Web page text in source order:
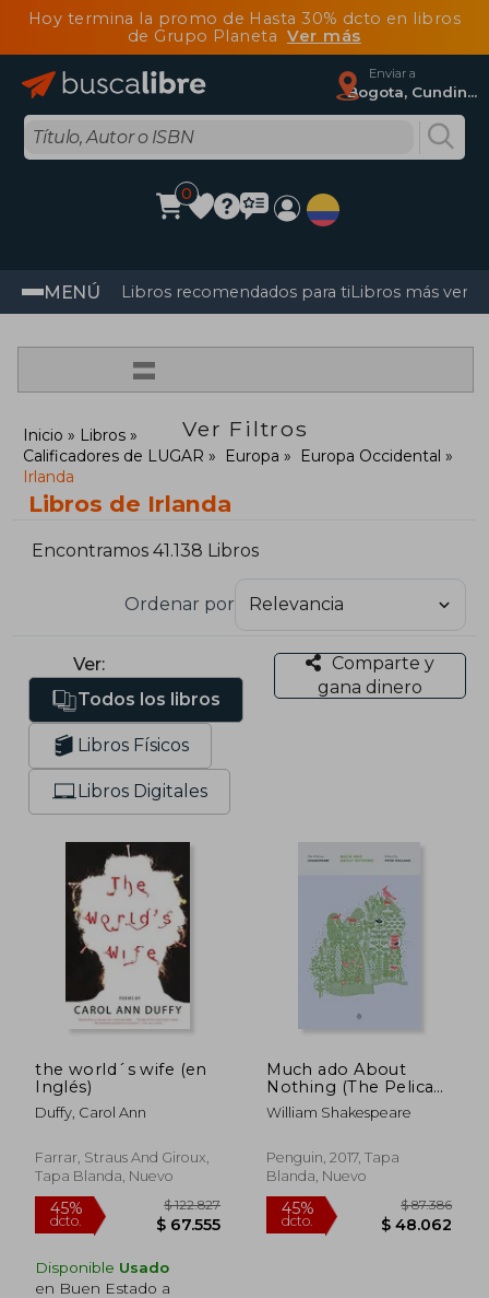
Hoy termina la promo de Hasta 30% dcto en libros
de Grupo Planeta Ver más
Enviar a
Bogota, Cundinamarca
0
MENÚ Libros recomendados para tiLibros más
=
Ver Filtros
Inicio
Libros
Calificadores de LUGAR
Europa
Europa Occidental
Irlanda
Libros de Irlanda
Encontramos 41.138 Libros
Ordenar por
Ver:
Todos los libros
Libros Físicos
Libros Digitales
Comparte y
gana dinero
the world´s wife (en
Inglés)
Duffy, Carol Ann
Farrar, Straus And Giroux,
Tapa Blanda, Nuevo
Disponible Usado
en Buen Estado a
Much ado About
Nothing (The Pelican
Shakespeare) (en
Inglés)
William Shakespeare
Penguin, 2017, Tapa
Blanda, Nuevo